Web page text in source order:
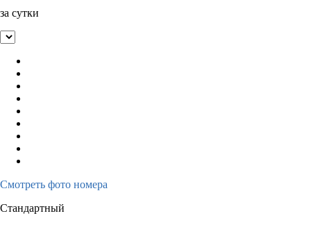
за сутки
Смотреть фото номера
Стандартный